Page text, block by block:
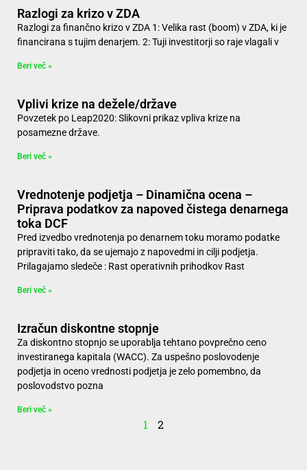
Razlogi za krizo v ZDA
Razlogi za finančno krizo v ZDA 1: Velika rast (boom) v ZDA, ki je
financirana s tujim denarjem. 2: Tuji investitorji so raje vlagali v
Beri več »
Vplivi krize na dežele/države
Povzetek po Leap2020: Slikovni prikaz vpliva krize na
posamezne države.
Beri več »
Vrednotenje podjetja – Dinamična ocena –
Priprava podatkov za napoved čistega denarnega
toka DCF
Pred izvedbo vrednotenja po denarnem toku moramo podatke
pripraviti tako, da se ujemajo z napovedmi in cilji podjetja.
Prilagajamo sledeče : Rast operativnih prihodkov Rast
Beri več »
Izračun diskontne stopnje
Za diskontno stopnjo se uporablja tehtano povprečno ceno
investiranega kapitala (WACC). Za uspešno poslovodenje
podjetja in oceno vrednosti podjetja je zelo pomembno, da
poslovodstvo pozna
Beri več »
1 2